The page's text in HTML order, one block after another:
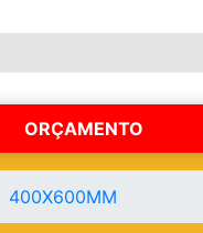
ORÇAMENTO
400X600MM